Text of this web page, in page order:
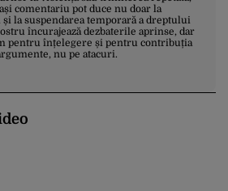
comentariu pot duce nu doar la
la suspendarea temporară a dreptului
încurajează dezbaterile aprinse, dar
pentru înțelegere și pentru contribuția
nu pe atacuri.